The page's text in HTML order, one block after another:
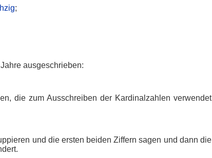
;
ausgeschrieben:
die zum Ausschreiben der Kardinalzahlen verwendet
und die ersten beiden Ziffern sagen und dann die